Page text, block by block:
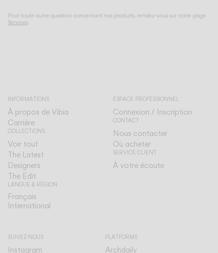
Pour toute autre question concernant nos produits, rendez-vous sur notre page
Services.
INFORMATIONS
À propos de Vibia
Carrière
COLLECTIONS
Voir tout
The Latest
Designers
The Edit
LANGUE & RÉGION
Français
International
ESPACE PROFESSIONNEL
Connexion / Inscription
CONTACT
Nous contacter
Où acheter
SERVICE CLIENT
À votre écoute
SUIVEZ-NOUS
Instagram
PLATFORMS
Archdaily